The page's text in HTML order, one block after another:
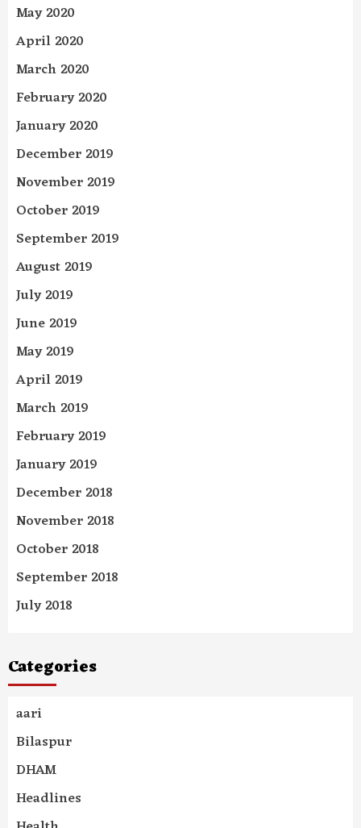
May 2020
April 2020
March 2020
February 2020
January 2020
December 2019
November 2019
October 2019
September 2019
August 2019
July 2019
June 2019
May 2019
April 2019
March 2019
February 2019
January 2019
December 2018
November 2018
October 2018
September 2018
July 2018
Categories
aari
Bilaspur
DHAM
Headlines